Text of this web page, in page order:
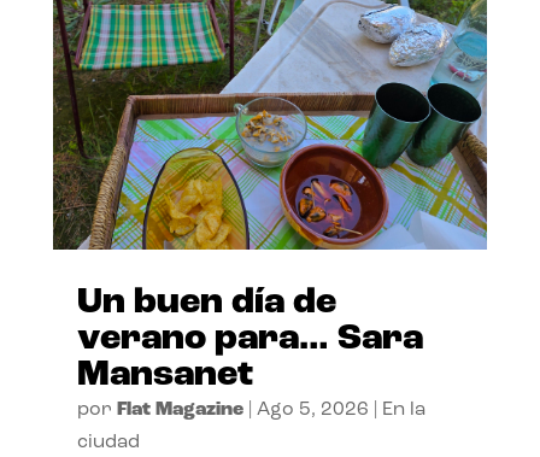
Un buen día de
verano para… Sara
Mansanet
por Flat Magazine| Ago 5, 2026
En la
ciudad